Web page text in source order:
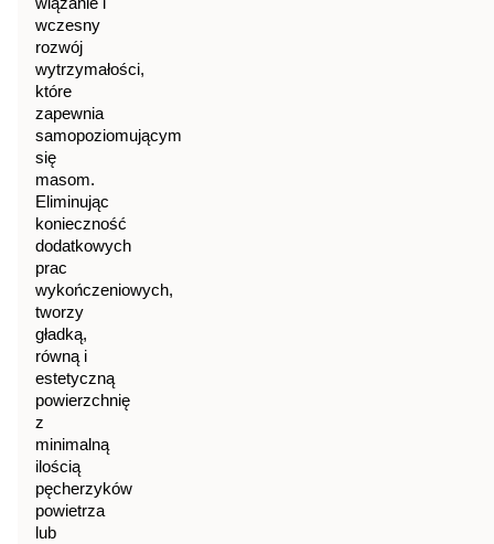
wczesny
rozwój
wytrzymałości,
które
zapewnia
samopoziomującym
się
masom.
Eliminując
konieczność
dodatkowych
prac
wykończeniowych,
tworzy
gładką,
równą i
estetyczną
powierzchnię
z
minimalną
ilością
pęcherzyków
powietrza
lub